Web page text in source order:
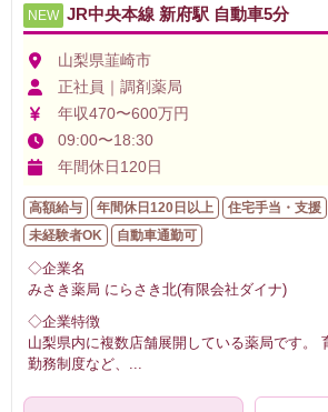
NEW JR中央本線 新府駅 自動車5分
山梨県韮崎市
正社員｜調剤薬局
年収470〜600万円
09:00〜18:30
年間休日120日
高額給与 年間休日120日以上 住宅手当・支援
未経験者OK
自動車通勤可
◇企業名
みさき薬局 にらさき北(有限会社ダイナ)
◇企業特徴
山梨県内に複数店舗展開している薬局です。
勤務制度など、 ...